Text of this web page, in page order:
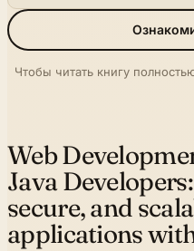
Чтобы читать книгу
Web
Java Developers:
secure, and
applications